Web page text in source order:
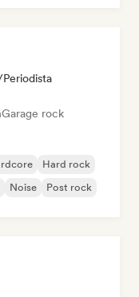
Garage rock
Hard rock
Noise Post rock